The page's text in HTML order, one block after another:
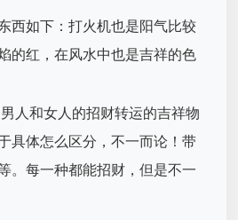
西如下：打火机也是阳气比较
的红，在风水中也是吉祥的色
人和女人的招财转运的吉祥物
具体怎么区分，不一而论！带
。每一种都能招财，但是不一